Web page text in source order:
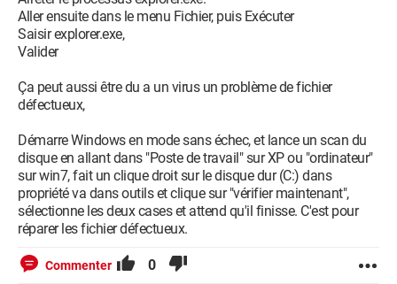
O4 - HKCU\..\Run: [uTorrent] "C:\Program Files
(x86)\uTorrent\uTorrent.exe"
O4 - Startup: Stardock ObjectDock.lnk = C:\Program Files
(x86)\Stardock\ObjectDock\ObjectDock.exe
O4 - Startup: Sticky Notes.lnk = ?
O9 - Extra button: Skype Click to Call - {898EA8C8-E7FF-479B-
8935-AEC46303B9E5} - C:\Program Files
(x86)\Skype\Toolbars\Internet Explorer\skypeieplugin.dll
O10 - Unknown file in Winsock LSP: c:\program files
(x86)\common files\microsoft shared\windows
live\wlidnsp.dll
O10 - Unknown file in Winsock LSP: c:\program files
(x86)\common files\microsoft shared\windows
live\wlidnsp.dll
O10 - Unknown file in Winsock LSP:
c:\windows\system32\vsocklib.dll
Aller ensuite dans le menu Fichier, puis Exécuter
Saisir explorer.exe,
Valider
Ça peut aussi être du a un virus un problème de fichier
défectueux,
Démarre Windows en mode sans échec, et lance un scan du
disque en allant dans "Poste de travail" sur XP ou "ordinateur"
sur win7, fait un clique droit sur le disque dur (C:) dans
propriété va dans outils et clique sur "vérifier maintenant",
sélectionne les deux cases et attend qu'il finisse. C'est pour
réparer les fichier défectueux.
Commenter 0